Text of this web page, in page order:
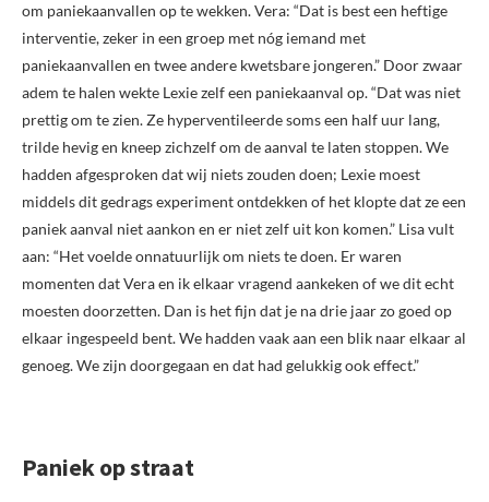
om paniekaanvallen op te wekken. Vera: “Dat is best een heftige
interventie, zeker in een groep met nóg iemand met
paniekaanvallen en twee andere kwetsbare jongeren.” Door zwaar
adem te halen wekte Lexie zelf een paniekaanval op. “Dat was niet
prettig om te zien. Ze hyperventileerde soms een half uur lang,
trilde hevig en kneep zichzelf om de aanval te laten stoppen. We
hadden afgesproken dat wij niets zouden doen; Lexie moest
middels dit gedrags experiment ontdekken of het klopte dat ze een
paniek aanval niet aankon en er niet zelf uit kon komen.” Lisa vult
aan: “Het voelde onnatuurlijk om niets te doen. Er waren
momenten dat Vera en ik elkaar vragend aankeken of we dit echt
moesten doorzetten. Dan is het fijn dat je na drie jaar zo goed op
elkaar ingespeeld bent. We hadden vaak aan een blik naar elkaar al
genoeg. We zijn doorgegaan en dat had gelukkig ook effect.”
Paniek op straat